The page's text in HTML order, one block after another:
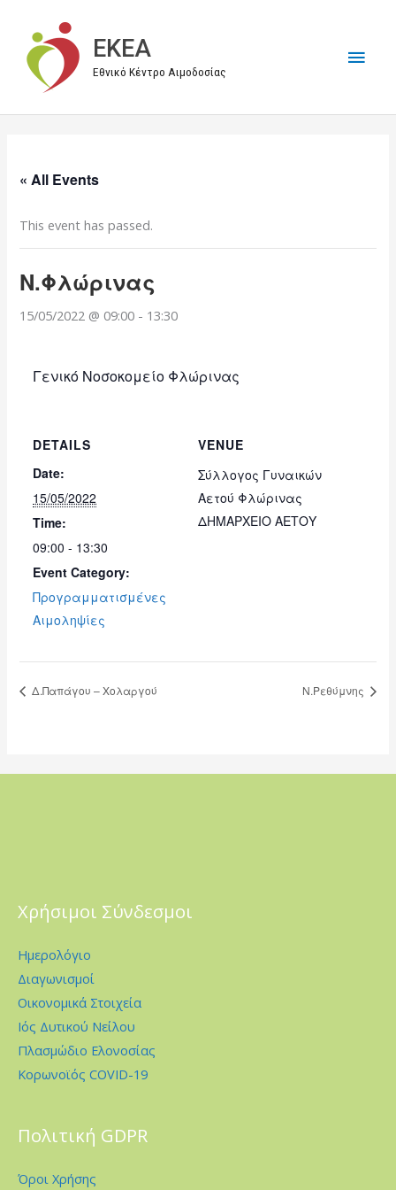
περιεχόμενο
EKEA
Εθνικό Κέντρο Αιμοδοσίας
« All Events
This event has passed.
Ν.Φλώρινας
15/05/2022 @ 09:00 - 13:30
Γενικό Νοσοκομείο Φλώρινας
DETAILS
Date:
15/05/2022
Time:
09:00 - 13:30
Event Category:
Προγραμματισμένες
Αιμοληψίες
VENUE
Σύλλογος Γυναικών
Αετού Φλώρινας
ΔΗΜΑΡΧΕΙΟ ΑΕΤΟΥ
Δ.Παπάγου – Χολαργού Ν.Ρεθύμνης
Χρήσιμοι Σύνδεσμοι
Ημερολόγιο
Διαγωνισμοί
Οικονομικά Στοιχεία
Ιός Δυτικού Νείλου
Πλασμώδιο Ελονοσίας
Κορωνοϊός COVID-19
Πολιτική GDPR
Όροι Χρήσης